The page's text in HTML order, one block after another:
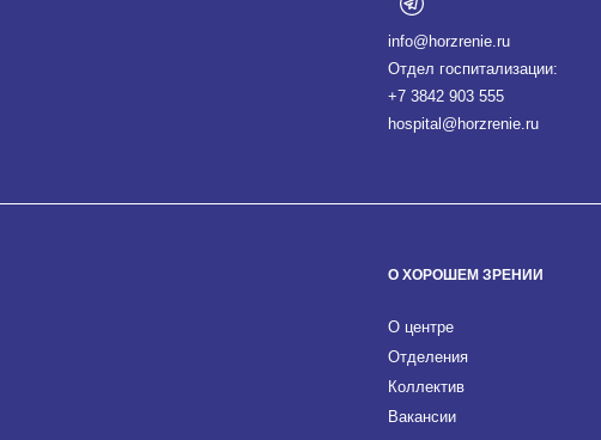
info@horzrenie.ru
Отдел госпитализации:
+7 3842 903 555
hospital@horzrenie.ru
О ХОРОШЕМ ЗРЕНИИ
О центре
Отделения
Коллектив
Вакансии